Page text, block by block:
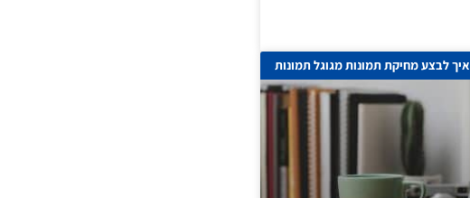
איך לבצע מחיקת תמונות מגוגל תמונות